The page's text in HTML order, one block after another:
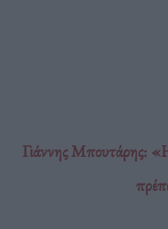
Γιάννης Μπουτάρης: